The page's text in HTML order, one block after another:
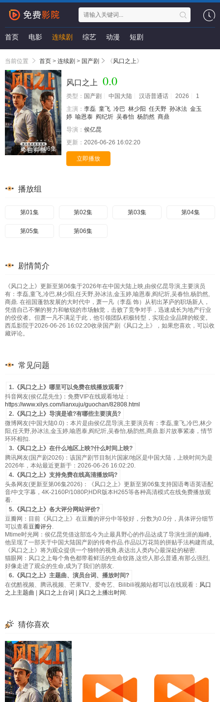
首页 电影 连续剧 综艺 动漫 短剧
当前位置 首页 > 连续剧 > 国产剧 《风口之上》
更新至第06集
风口之上 0.0
类型： 国产剧 中国大陆 汉语普通话 2026
1
主演： 李磊 童飞 冷巴 林少阳 任天野 孙冰法 金玉
婷 喻恩泰 阎纪圻 吴春怡 杨韵然 商鼎
导演： 侯亿昆
更新： 2026-06-26 16:02:20
立即播放
播放组
第01集 第02集 第03集 第04集
第05集 第06集
剧情简介
《风口之上》更新至第06集于2026年在中国大陆上映,由侯亿昆导演,主要演员
有：李磊,童飞,冷巴,林少阳,任天野,孙冰法,金玉婷,喻恩泰,阎纪圻,吴春怡,杨韵然,
商鼎. 在祖国蓬勃发展的大时代中，萧一凡（李磊 饰）从初出茅庐的职场新人，
凭借自己不懈的努力和敏锐的市场触觉，击败了竞争对手，迅速成长为地产行业
的佼佼者。但萧一凡不满足于此，他引领团队积极转型，实现企业品牌的蜕变。
西瓜影院于2026-06-26 16:02:20收录国产剧《风口之上》，如果您喜欢，可以收
藏评论。
常见问题
1.《风口之上》哪里可以免费在线播放观看?
抖音网友(侯亿昆先生)：免费VIP在线观看地址：
https://www.xilys.com/lianxuju/guochan/82808.html
2.《风口之上》导演是谁?有哪些主要演员?
微博网友(中国大陆0.0)：本片是由侯亿昆导演,主要演员有：李磊,童飞,冷巴,林少
阳,任天野,孙冰法,金玉婷,喻恩泰,阎纪圻,吴春怡,杨韵然,商鼎.影片故事紧凑，情节
环环相扣.
3.《风口之上》在什么地区上映?什么时间上映?
腾讯网友(国产剧2026)：该国产剧节目制片国家/地区是中国大陆，上映时间为是
2026年，本站最近更新于：2026-06-26 16:02:20.
4.《风口之上》支持免费在线高清播放吗?
头条网友(更新至第06集2026)：《风口之上》更新至第06集支持国语粤语英语配
音/中文字幕，4K-2160P/1080P,HDR版本H265等各种高清模式在线免费播放观
看.
5.《风口之上》各大评分网站评价?
豆瓣网：目前《风口之上》在豆瓣的评分中等较好，分数为0.0分，具体评分细节
可以查看豆瓣评分.
Mtime时光网：侯亿昆凭借这部迄今为止最具野心的作品达成了导演生涯的巅峰,
他呈现了一部关于中国大陆国产剧的传奇作品.作品以万花筒的拼贴手法构建而成,
《风口之上》将为观众提供一个独特的视角,表达出人类内心最深处的秘密.
猫眼网：风口之上每个角色都带着鲜活的生命纹路,这些人那么普通,有那么强烈,
好像走进了观众的生命,成为了我们的朋友.
6.《风口之上》主题曲、演员台词、播放时间?
在优酷视频、腾讯视频、芒果TV、爱奇艺、Bilibili视频站都可以在线观看： 风口
之上主题曲
风口之上台词 风口之上播出时间 .
猜你喜欢